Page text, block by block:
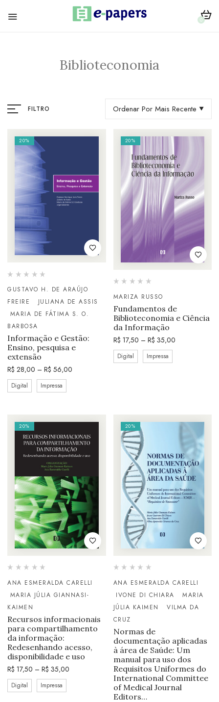
0
Biblioteconomia
FILTRO Ordenar Por Mais Recente
20%
GUSTAVO H. DE ARAÚJO
FREIRE
JULIANA DE ASSIS
MARIA DE FÁTIMA S. O.
BARBOSA
Informação e Gestão:
Ensino, pesquisa e
extensão
R$ 28,00 – R$ 56,00
Digital Impressa
20%
MARIZA RUSSO
Fundamentos de
Biblioteconomia e Ciência
da Informação
R$ 17,50 – R$ 35,00
Digital Impressa
20%
ANA ESMERALDA CARELLI
MARIA JÚLIA GIANNASI-
KAIMEN
Recursos informacionais
para compartilhamento
da informação:
Redesenhando acesso,
disponibilidade e uso
R$ 17,50 – R$ 35,00
Digital Impressa
20%
ANA ESMERALDA CARELLI
IVONE DI CHIARA
MARIA
JÚLIA KAIMEN
VILMA DA
CRUZ
Normas de
documentação aplicadas
à área de Saúde: Um
manual para uso dos
Requisitos Uniformes do
International Committee
of Medical Journal
Editors…